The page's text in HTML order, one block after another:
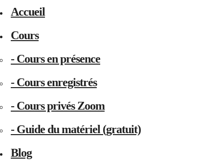
Accueil
Cours
- Cours en présence
- Cours enregistrés
- Cours privés Zoom
- Guide du matériel (gratuit)
Blog